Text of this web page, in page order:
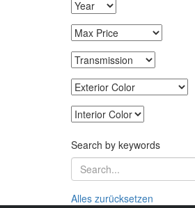
Search by keywords
Alles zurücksetzen